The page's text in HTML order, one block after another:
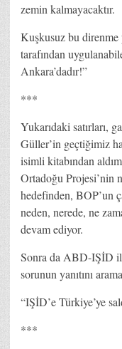
zemin kalmayacaktır.
Kuşkusuz bu
tarafından
Ankara’dadır!”
***
Yukarıdaki satırları,
Güller’in geçtiğimiz
isimli kitabından
Ortadoğu Projesi’nin
hedefinden, BOP’un
neden, nerede, ne
devam ediyor.
Sonra da ABD-IŞİD
sorunun yanıtını
“IŞİD’e Türkiye’ye
***